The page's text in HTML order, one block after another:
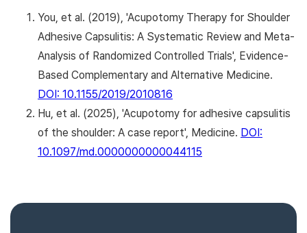
You, et al. (2019), 'Acupotomy Therapy for Shoulder
Adhesive Capsulitis: A Systematic Review and Meta-
Analysis of Randomized Controlled Trials', Evidence-
Based Complementary and Alternative Medicine.
DOI: 10.1155/2019/2010816
Hu, et al. (2025), 'Acupotomy for adhesive capsulitis
of the shoulder: A case report', Medicine. DOI:
10.1097/md.0000000000044115